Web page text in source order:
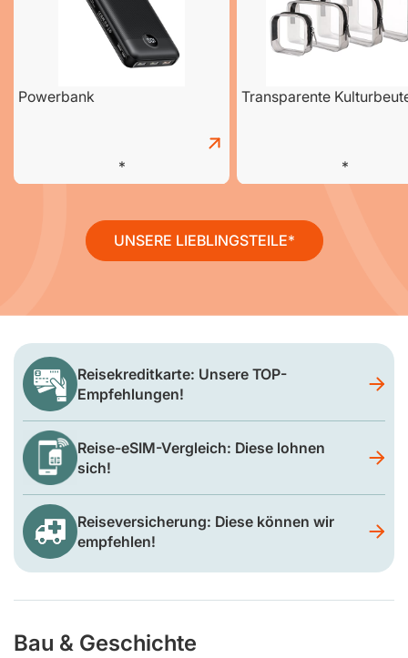
Powerbank Transparente
UNSERE LIEBLINGSTEILE
Reisekreditkarte: Unsere TOP-
Empfehlungen!
Reise-eSIM-Vergleich: Diese lohnen
sich!
Reiseversicherung: Diese können wir
empfehlen!
Bau & Geschichte